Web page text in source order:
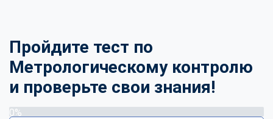
Пройдите тест по
Метрологическому контролю
и проверьте свои знания!
0%